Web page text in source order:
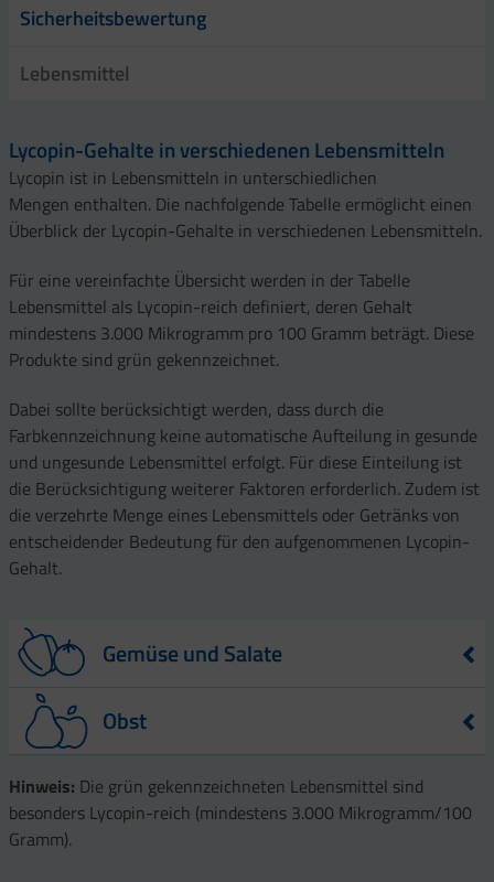
Sicherheitsbewertung
Lebensmittel
Lycopin-Gehalte in verschiedenen Lebensmitteln
Lycopin ist in Lebensmitteln in unterschiedlichen
Mengen enthalten. Die nachfolgende Tabelle ermöglicht einen
Überblick der Lycopin-Gehalte in verschiedenen Lebensmitteln.
Für eine vereinfachte Übersicht werden in der Tabelle
Lebensmittel als Lycopin-reich definiert, deren Gehalt
mindestens 3.000 Mikrogramm pro 100 Gramm beträgt. Diese
Produkte sind grün gekennzeichnet.
Dabei sollte berücksichtigt werden, dass durch die
Farbkennzeichnung keine automatische Aufteilung in gesunde
und ungesunde Lebensmittel erfolgt. Für diese Einteilung ist
die Berücksichtigung weiterer Faktoren erforderlich. Zudem ist
die verzehrte Menge eines Lebensmittels oder Getränks von
entscheidender Bedeutung für den aufgenommenen Lycopin-
Gehalt.
Gemüse und Salate
Lebensmittel
Tomatensaft
8.500
Obst
Lebensmittel
Lycopin-Gehalt – angegeben in µg – pro
100 g Lebensmittel
Aprikose,
Hinweis: Die grün gekennzeichneten Lebensmittel sind
besonders Lycopin-reich (mindestens 3.000 Mikrogramm/100
Gramm).